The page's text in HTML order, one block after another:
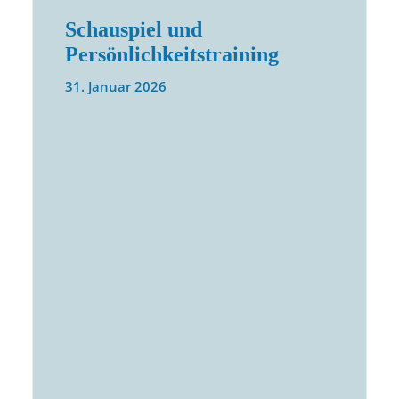
Schauspiel und
Persönlichkeitstraining
31. Januar 2026